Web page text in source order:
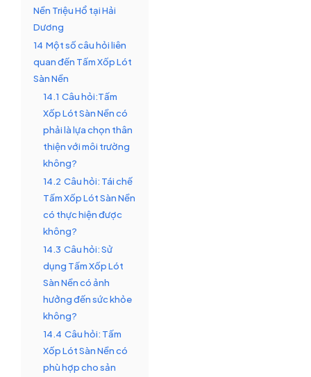
Nền Triệu Hổ tại Hải
Dương
14 Một số câu hỏi liên
quan đến Tấm Xốp Lót
Sàn Nền
14.1 Câu hỏi:Tấm
Xốp Lót Sàn Nền có
phải là lựa chọn thân
thiện với môi trường
không?
14.2 Câu hỏi: Tái chế
Tấm Xốp Lót Sàn Nền
có thực hiện được
không?
14.3 Câu hỏi: Sử
dụng Tấm Xốp Lót
Sàn Nền có ảnh
hưởng đến sức khỏe
không?
14.4 Câu hỏi: Tấm
Xốp Lót Sàn Nền có
phù hợp cho sản